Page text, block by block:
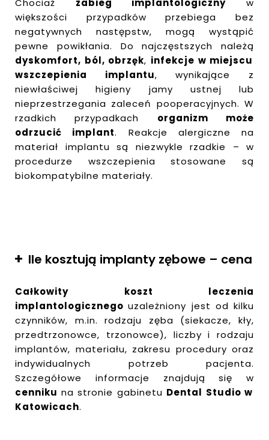
Chociaż zabieg implantologiczny w
większości przypadków przebiega bez
negatywnych następstw, mogą wystąpić
pewne powikłania. Do najczęstszych należą
dyskomfort, ból, obrzęk, infekcje w miejscu
wszczepienia implantu, wynikające z
niewłaściwej higieny jamy ustnej lub
nieprzestrzegania zaleceń pooperacyjnych. W
rzadkich przypadkach organizm może
odrzucić implant. Reakcje alergiczne na
materiał implantu są niezwykle rzadkie – w
procedurze wszczepienia stosowane są
biokompatybilne materiały.
Ile kosztują implanty zębowe – cena
Całkowity koszt leczenia
implantologicznegouzależniony jest od kilku
czynników, m.in. rodzaju zęba (siekacze, kły,
przedtrzonowce, trzonowce), liczby i rodzaju
implantów, materiału, zakresu procedury oraz
indywidualnych potrzeb pacjenta.
Szczegółowe informacje znajdują się w
cenniku na stronie gabinetu Dental Studio w
Katowicach.